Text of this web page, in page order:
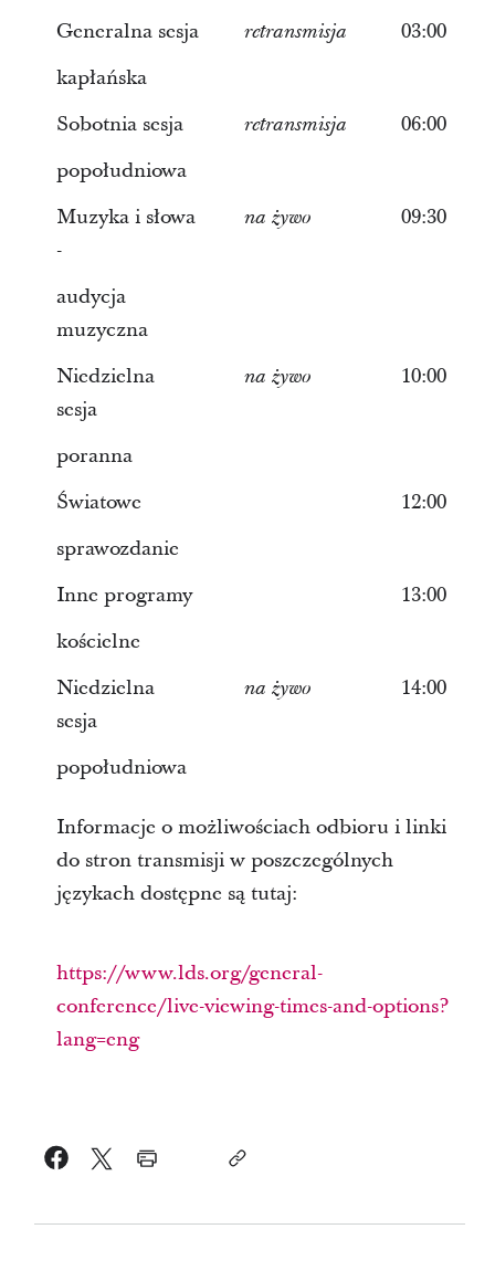
Generalna sesja
kapłańska
retransmisja 03:00
Sobotnia sesja
popołudniowa
retransmisja 06:00
Muzyka i słowa
-
audycja
muzyczna
na żywo 09:30
Niedzielna
sesja
poranna
na żywo 10:00
Światowe
sprawozdanie
12:00
Inne programy
kościelne
13:00
Niedzielna
sesja
popołudniowa
na żywo 14:00
Informacje o możliwościach odbioru i linki
do stron transmisji w poszczególnych
językach dostępne są tutaj:
https://www.lds.org/general-
conference/live-viewing-times-and-options?
lang=eng